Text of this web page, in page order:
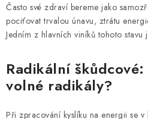
Často své zdraví bereme jako
pociťovat trvalou únavu, ztrátu
Jedním z hlavních viníků tohoto stavu
Radikální
volné radikály?
Při zpracování kyslíku na energii se